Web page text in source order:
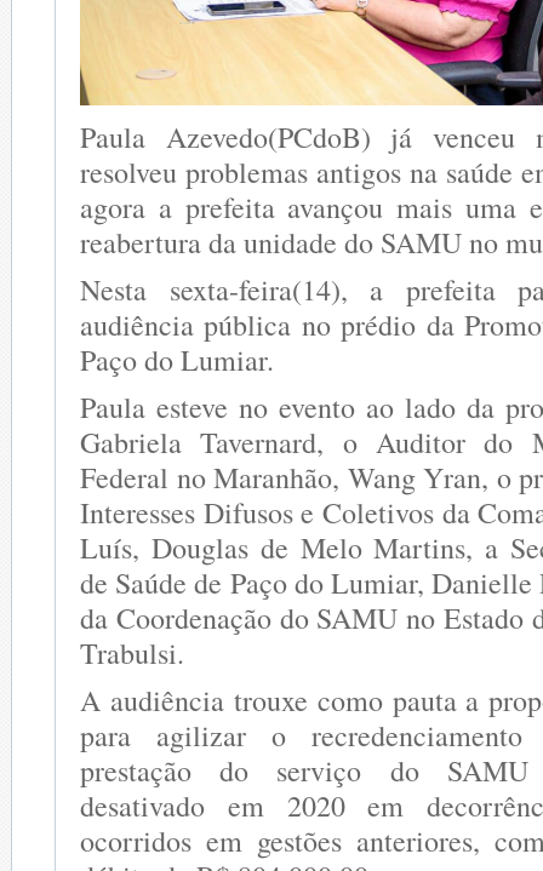
Paula Azevedo(PCdoB) já venceu
resolveu problemas antigos na saúde
agora a prefeita avançou mais uma
reabertura da unidade do SAMU no
Nesta sexta-feira(14), a prefeita
audiência pública no prédio da
Paço do Lumiar.
Paula esteve no evento ao lado da
Gabriela Tavernard, o Auditor do
Federal no Maranhão, Wang Yran, o
Interesses Difusos e Coletivos da
Luís, Douglas de Melo Martins, a
de Saúde de Paço do Lumiar,
da Coordenação do SAMU no Estado
Trabulsi.
A audiência trouxe como pauta a
para agilizar o
prestação do serviço do SAMU
desativado em 2020 em
ocorridos em gestões anteriores,